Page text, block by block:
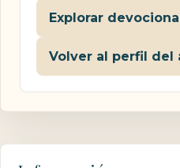
Explorar
Volver al perfil del